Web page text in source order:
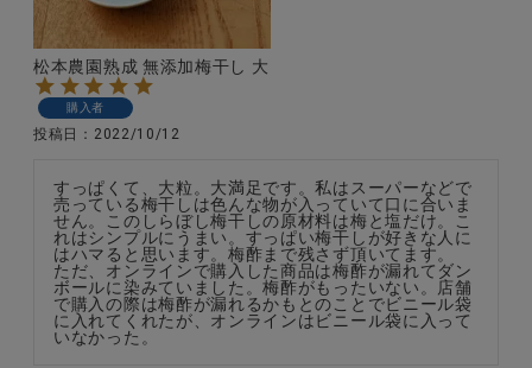
松本農園熟成 無添加梅干し 大
購入者
投稿日 2022/10/12
すっぱくて、大粒。大満足です。私はスーパーなどで
売っている梅干しは色んな物が入っていて口に合いま
せん。このしらぼし梅干しの原材料は梅と塩だけ。こ
れはシンプルにうまい。すっぱい梅干しが好きな人に
はハマると思います。梅酢まで残さず頂いてます。
ただ、オンラインで購入した商品は梅酢が漏れてダン
ボールに染みていました。梅酢がもったいない。店舗
で購入の際は梅酢が漏れるかもとのことでビニール袋
に入れてくれたが、オンラインはビニール袋に入って
いなかった。